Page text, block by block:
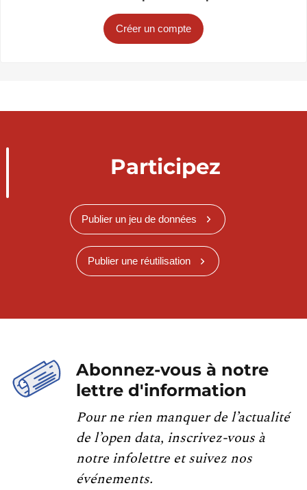
Créer un compte
Participez
Publier un jeu de données
Publier une réutilisation
Abonnez-vous à notre
lettre d'information
Pour ne rien manquer de l’actualité
de l’open data, inscrivez-vous à
notre infolettre et suivez nos
événements.